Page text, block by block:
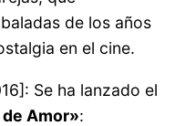
de los años
en el cine.
Se ha lanzado el
Amor»: